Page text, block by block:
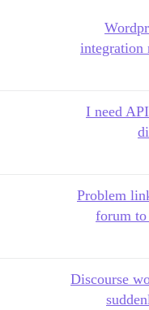
integration
I need
Problem
forum to
Discourse